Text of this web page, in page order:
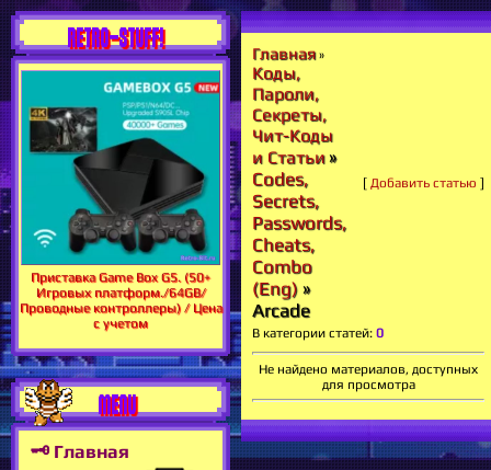
RETRO-STUFF!
Приставка Game Box G5. (50+
Игровых платформ./64GB/
Проводные контроллеры) / Цена
с учетом
MENU
🗝 Главная
Главная»
Коды,
Пароли,
Секреты,
Чит-Коды
и Статьи»
Codes,
Secrets,
Passwords,
Cheats,
Combo
(Eng) »
Arcade
[ Добавить статью ]
В категории статей: 0
Не найдено материалов, доступных
для просмотра